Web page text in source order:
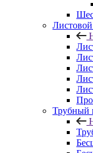
Трубный